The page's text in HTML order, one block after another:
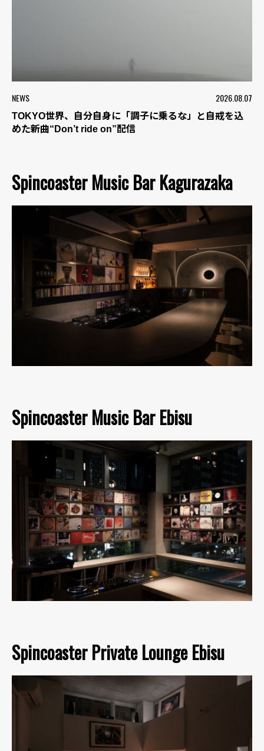
NEWS 2026.08.07
TOKYO世界、自分自身に「調子に乗るな」と自戒を込
めた新曲“Don’t ride on”配信
Spincoaster Music Bar Kagurazaka
Spincoaster Music Bar Ebisu
Spincoaster Private Lounge Ebisu